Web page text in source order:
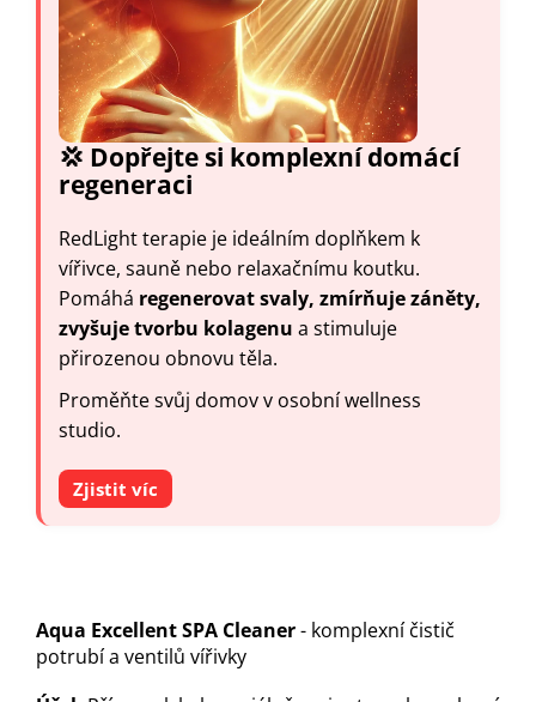
💢 Dopřejte si komplexní domácí
regeneraci
RedLight terapie je ideálním doplňkem k
vířivce, sauně nebo relaxačnímu koutku.
Pomáhá regenerovat svaly, zmírňuje záněty,
zvyšuje tvorbu kolagenu a stimuluje
přirozenou obnovu těla.
Proměňte svůj domov v osobní wellness
studio.
Zjistit víc
Aqua Excellent SPA Cleaner- komplexní čistič
potrubí a ventilů vířivky